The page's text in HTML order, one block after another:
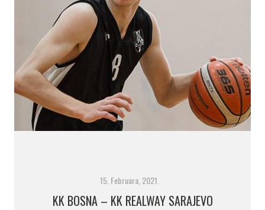
15. Februara, 2021.
KK BOSNA – KK REALWAY SARAJEVO